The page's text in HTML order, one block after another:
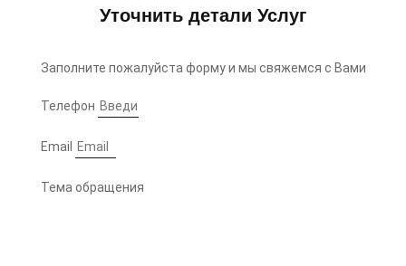
Уточнить детали Услуг
Заполните пожалуйста форму и мы свяжемся с Вами
Телефон
Email
Тема обращения